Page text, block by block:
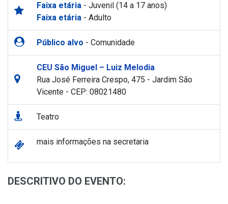
Faixa etária - Juvenil (14 a 17 anos)
Faixa etária - Adulto
Público alvo - Comunidade
CEU São Miguel – Luiz Melodia
Rua José Ferreira Crespo, 475 - Jardim São
Vicente - CEP: 08021480
Teatro
mais informações na secretaria
DESCRITIVO DO EVENTO: